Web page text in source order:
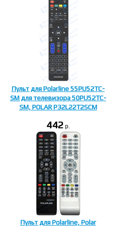
Пульт для Polarline 55PU52TC-
SM для телевизора 50PU52TC-
SM, POLAR P32L22T2SCM
442 p.
Пульт для Polarline, Polar